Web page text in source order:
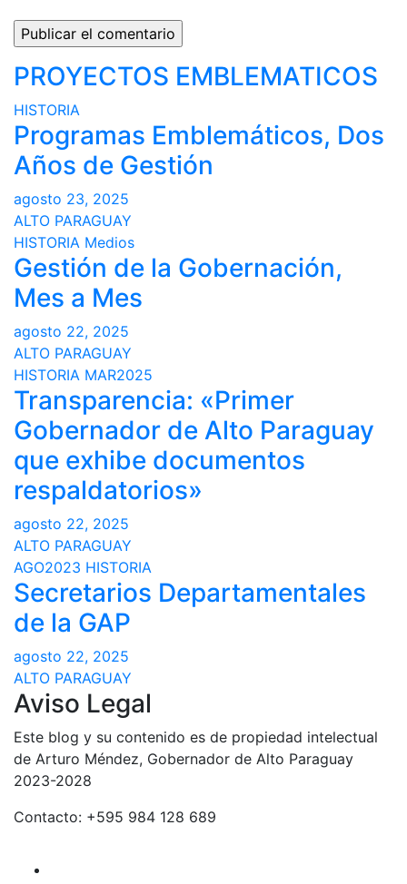
PROYECTOS EMBLEMATICOS
HISTORIA
Programas Emblemáticos, Dos
Años de Gestión
agosto 23, 2025
ALTO PARAGUAY
HISTORIA Medios
Gestión de la Gobernación,
Mes a Mes
agosto 22, 2025
ALTO PARAGUAY
HISTORIA MAR2025
Transparencia: «Primer
Gobernador de Alto Paraguay
que exhibe documentos
respaldatorios»
agosto 22, 2025
ALTO PARAGUAY
AGO2023 HISTORIA
Secretarios Departamentales
de la GAP
agosto 22, 2025
ALTO PARAGUAY
Aviso Legal
Este blog y su contenido es de propiedad intelectual
de Arturo Méndez, Gobernador de Alto Paraguay
2023-2028
Contacto: +595 984 128 689